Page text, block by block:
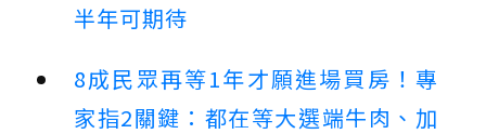
半年可期待
8成民眾再等1年才願進場買房！專
家指2關鍵：都在等大選端牛肉、加